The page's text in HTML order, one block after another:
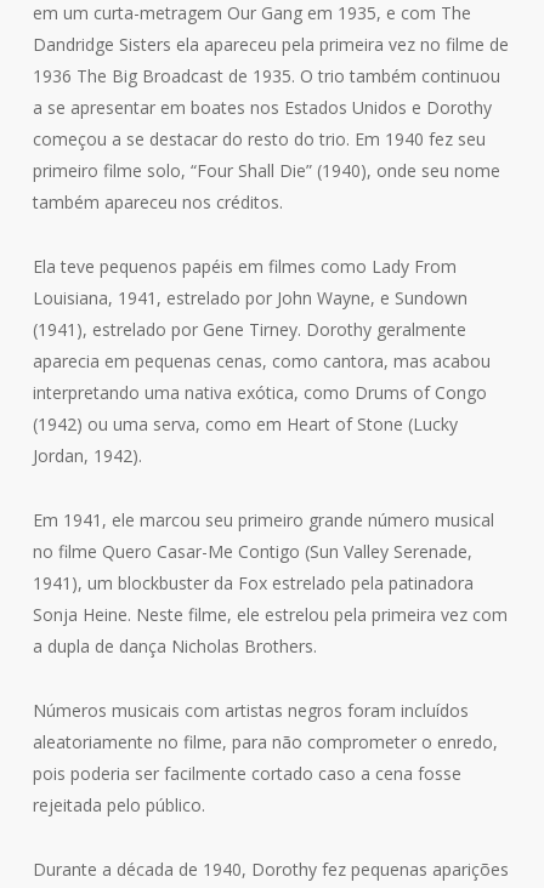
em um curta-metragem Our Gang em 1935, e com The
Dandridge Sisters ela apareceu pela primeira vez no filme de
1936 The Big Broadcast de 1935. O trio também continuou
a se apresentar em boates nos Estados Unidos e Dorothy
começou a se destacar do resto do trio. Em 1940 fez seu
primeiro filme solo, “Four Shall Die” (1940), onde seu nome
também apareceu nos créditos.
Ela teve pequenos papéis em filmes como Lady From
Louisiana, 1941, estrelado por John Wayne, e Sundown
(1941), estrelado por Gene Tirney. Dorothy geralmente
aparecia em pequenas cenas, como cantora, mas acabou
interpretando uma nativa exótica, como Drums of Congo
(1942) ou uma serva, como em Heart of Stone (Lucky
Jordan, 1942).
Em 1941, ele marcou seu primeiro grande número musical
no filme Quero Casar-Me Contigo (Sun Valley Serenade,
1941), um blockbuster da Fox estrelado pela patinadora
Sonja Heine. Neste filme, ele estrelou pela primeira vez com
a dupla de dança Nicholas Brothers.
Números musicais com artistas negros foram incluídos
aleatoriamente no filme, para não comprometer o enredo,
pois poderia ser facilmente cortado caso a cena fosse
rejeitada pelo público.
Durante a década de 1940, Dorothy fez pequenas aparições